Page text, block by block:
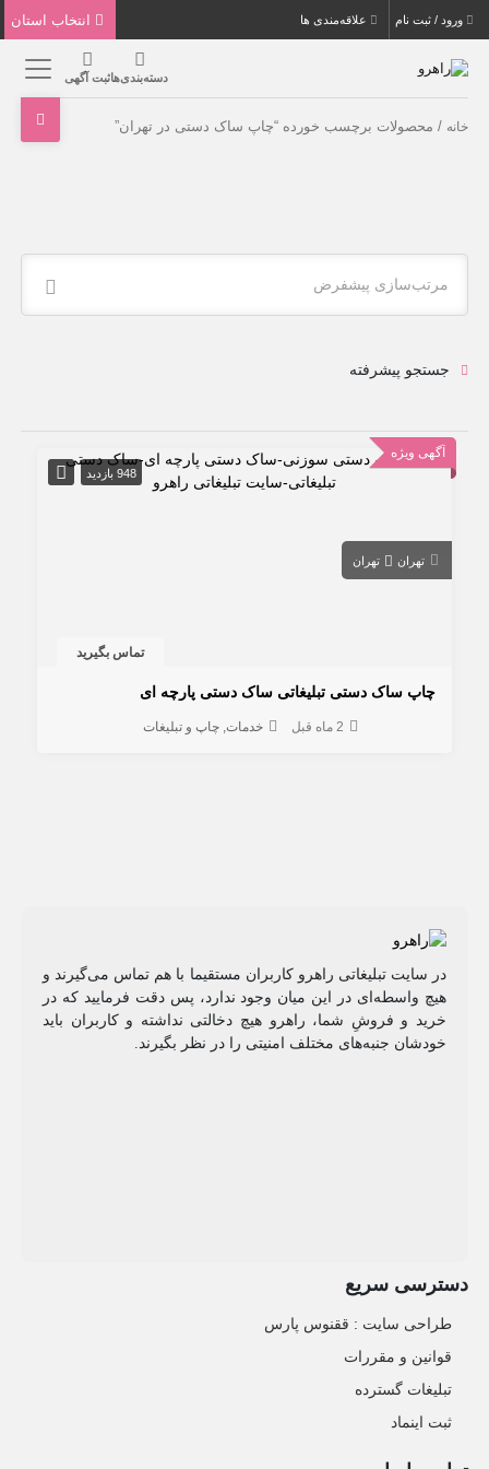
ورود / ثبت نام علاقه‌مندی ها
دسته‌بندی‌هاثبت آگهی
خانه / محصولات برچسب خورده “چاپ ساک دستی در تهران”
مرتب‌سازی پیشفرض
جستجو پیشرفته
آگهی ویژه
948 بازدید
تهران تهران
تماس بگیرید
چاپ ساک دستی تبلیغاتی ساک دستی پارچه ای
2 ماه قبل خدمات چاپ و تبلیغات
در سایت تبلیغاتی راهرو کاربران مستقیما با هم تماس می‌گیرند و
هیچ واسطه‌ای در این میان وجود ندارد، پس دقت فرمایید که در
خرید و فروشِ شما، راهرو هیچ دخالتی نداشته و کاربران باید
خودشان جنبه‌های مختلف امنیتی را در نظر بگیرند.
دسترسی سریع
طراحی سایت :‌ ققنوس پارس
قوانین و مقررات
تبلیغات گسترده
ثبت اینماد